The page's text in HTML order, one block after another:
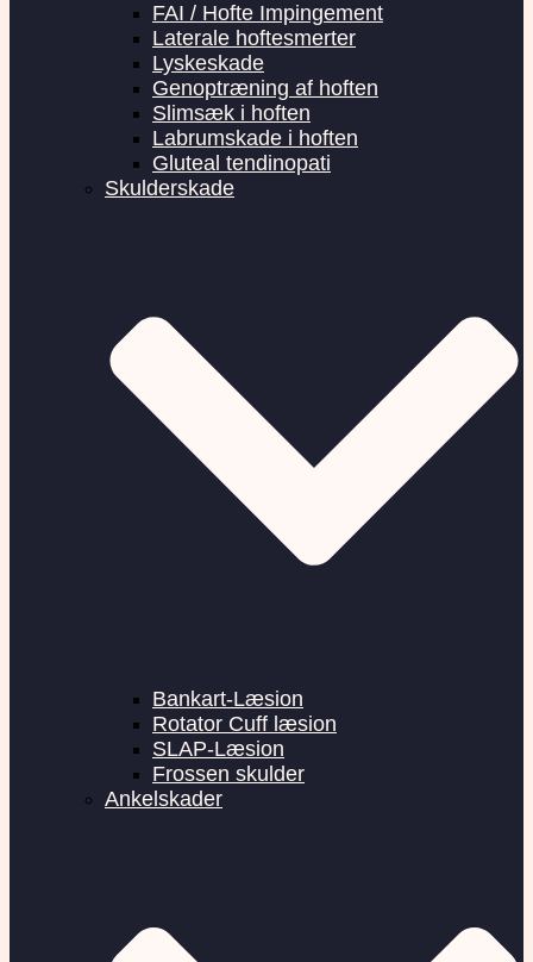
FAI / Hofte Impingement
Laterale hoftesmerter
Lyskeskade
Genoptræning af hoften
Slimsæk i hoften
Labrumskade i hoften
Gluteal tendinopati
Skulderskade
Bankart-Læsion
Rotator Cuff læsion
SLAP-Læsion
Frossen skulder
Ankelskader